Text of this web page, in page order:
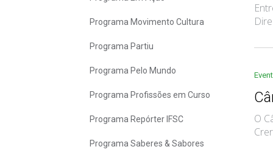
Programa Movimento Cultura
Programa Partiu
Programa Pelo Mundo
Programa Profissões em Curso
Programa Repórter IFSC
Programa Saberes & Sabores
O